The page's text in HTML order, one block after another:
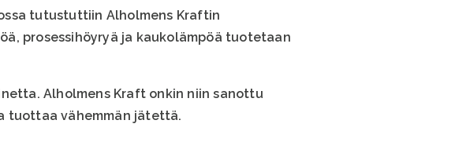
tutustuttiin Alholmens Kraftin
prosessihöyryä ja kaukolämpöä tuotetaan
Alholmens Kraft onkin niin sanottu
tuottaa vähemmän jätettä.